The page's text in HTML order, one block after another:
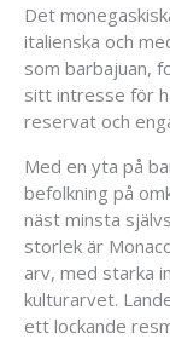
Det
italienska och
som barbajuan,
sitt intresse för
reservat och
Med en yta på
befolkning på
näst minsta
storlek är
arv, med starka
kulturarvet.
ett lockande